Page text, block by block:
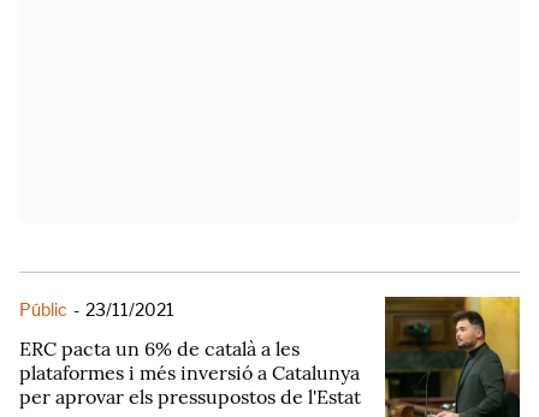
Públic - 23/11/2021
ERC pacta un 6% de català a les
plataformes i més inversió a Catalunya
per aprovar els pressupostos de l'Estat